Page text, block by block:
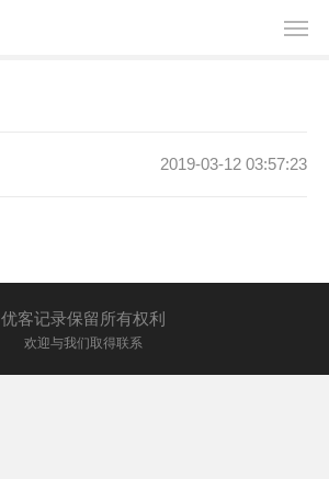
2019-03-12 03:57:23
优客记录保留所有权利
欢迎与我们取得联系